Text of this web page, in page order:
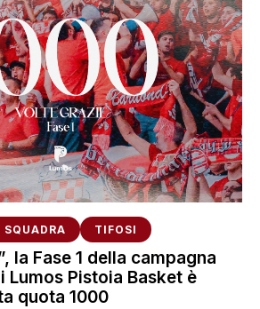
SQUADRA TIFOSI
la Fase 1 della campagna
Lumos Pistoia Basket è
quota 1000